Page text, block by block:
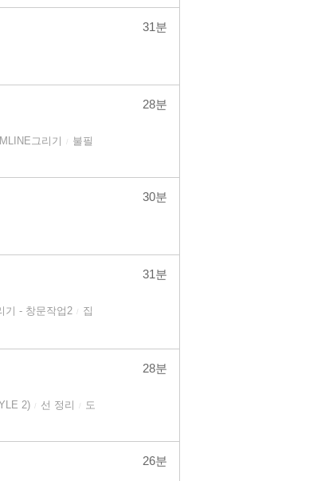
31분
28분
그리기
불필
30분
31분
기 - 창문작업2
집
28분
2) 선 정리
도
26분